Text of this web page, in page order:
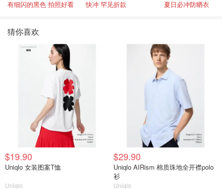
有细闪的黑色 拍照好看
快冲 罕见折款
夏日必冲防晒衣
猜你喜欢
$19.90
Uniqlo 女装图案T恤
Uniqlo
$29.90
Uniqlo AIRism 棉质珠地全开襟polo
衫
Uniqlo